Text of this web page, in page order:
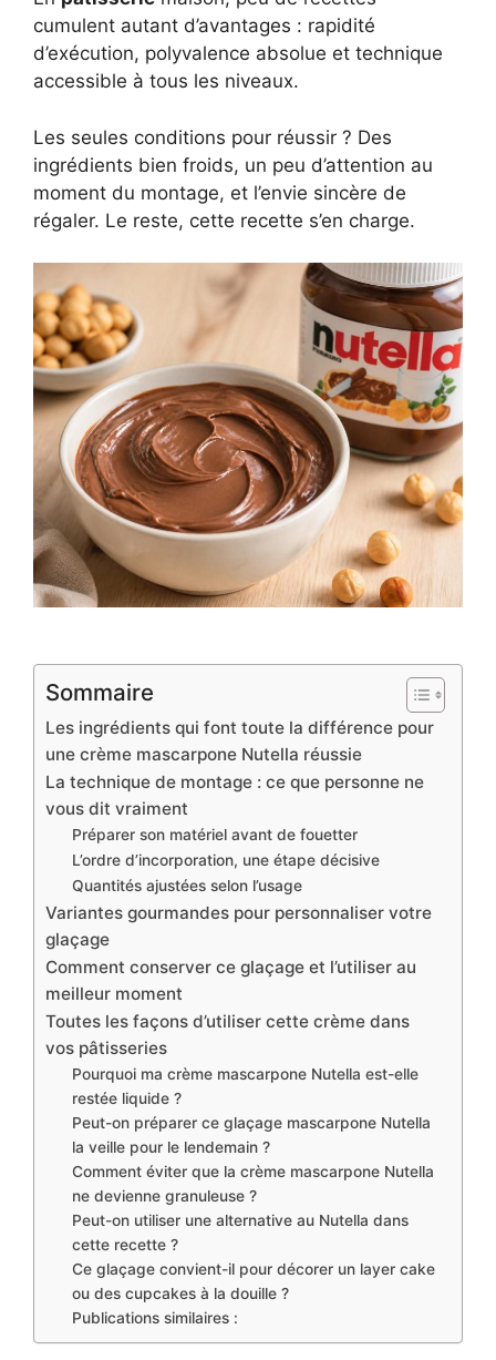
cumulent autant d’avantages : rapidité
d’exécution, polyvalence absolue et technique
accessible à tous les niveaux.
Les seules conditions pour réussir ? Des
ingrédients bien froids, un peu d’attention au
moment du montage, et l’envie sincère de
régaler. Le reste, cette recette s’en charge.
Sommaire
Les ingrédients qui font toute la différence pour
une crème mascarpone Nutella réussie
La technique de montage : ce que personne ne
vous dit vraiment
Préparer son matériel avant de fouetter
L’ordre d’incorporation, une étape décisive
Quantités ajustées selon l’usage
Variantes gourmandes pour personnaliser votre
glaçage
Comment conserver ce glaçage et l’utiliser au
meilleur moment
Toutes les façons d’utiliser cette crème dans
vos pâtisseries
Pourquoi ma crème mascarpone Nutella est-elle
restée liquide ?
Peut-on préparer ce glaçage mascarpone Nutella
la veille pour le lendemain ?
Comment éviter que la crème mascarpone Nutella
ne devienne granuleuse ?
Peut-on utiliser une alternative au Nutella dans
cette recette ?
Ce glaçage convient-il pour décorer un layer cake
ou des cupcakes à la douille ?
Publications similaires :